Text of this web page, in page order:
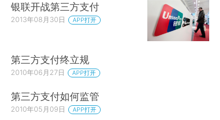
银联开战第三方支付
2013年08月30日 APP打开
第三方支付终立规
2010年06月27日 APP打开
第三方支付如何监管
2010年05月09日 APP打开